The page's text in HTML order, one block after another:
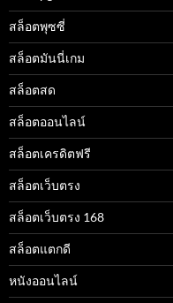
สล็อตพุซซี่
สล็อตมันนี่เกม
สล็อตสด
สล็อตออนไลน์
สล็อตเครดิตฟรี
สล็อตเว็บตรง
สล็อตเว็บตรง 168
สล็อตแตกดี
หนังออนไลน์